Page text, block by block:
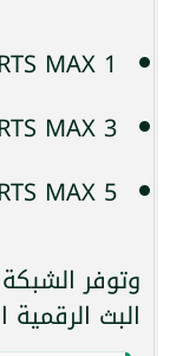
MAX 1
MAX 3
MAX 5
وتوفر
البث الرقمية